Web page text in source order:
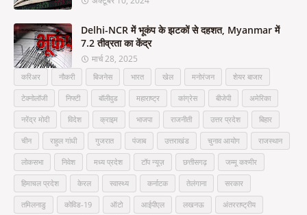
Delhi-NCR में भूकंप के झटकों से दहशत, Myanmar में
7.2 तीव्रता का केंद्र
मार्च 28, 2025
करिअर नौकरी बिजनेस भारत खेल मनोरंजन शेयर बाजार
टेक्नोलॉजी निफ्टी बॉलीवुड महाराष्ट्र कांग्रेस बीजेपी अमेरिका
नरेंद्र मोदी विदेश क्राइम भाजपा राजनीती उत्तर प्रदेश बिहार
चीन राहुल गांधी गुजरात पंजाब उत्तराखंड चुनाव आयोग राजस्थान
लोकसभा निवेश मध्य प्रदेश टॉप न्यूज़ छत्तीसगढ़ जम्मू कश्मीर
हिमाचल प्रदेश केरल स्वास्थ्य कर्नाटक तेलंगाना सरकार
तमिलनाडु कोविड-19 ऑटो आईपीएल लखनऊ अंतरराष्ट्रीय